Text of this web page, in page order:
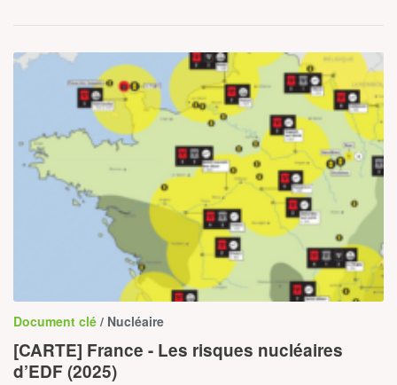
Document clé / Nucléaire
[CARTE] France - Les risques nucléaires
d’EDF (2025)